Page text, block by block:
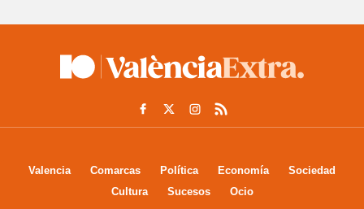
Valencia Comarcas Política Economía
Sociedad
Cultura
Sucesos Ocio